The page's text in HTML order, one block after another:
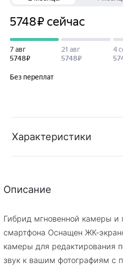
Характеристики
Описание
Гибрид мгновенной камеры и
смартфона Оснащен ЖК-
камеры для редактирования
звук к вашим фотографиям с